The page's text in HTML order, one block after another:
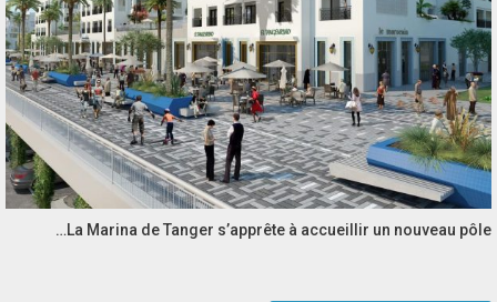
La Marina de Tanger s’apprête à accueillir un nouveau pôle…